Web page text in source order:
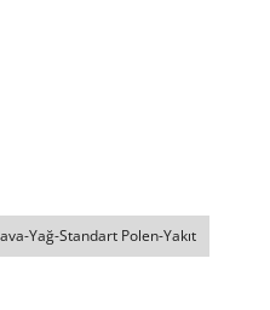
Yağ-Standart Polen-Yakıt